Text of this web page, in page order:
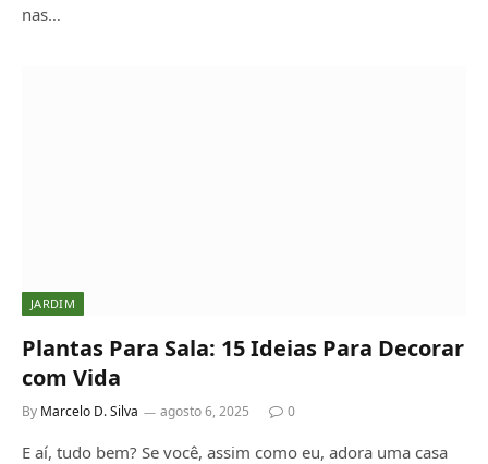
nas…
JARDIM
Plantas Para Sala: 15 Ideias Para Decorar
com Vida
By Marcelo D. Silva agosto 6, 2025 0
E aí, tudo bem? Se você, assim como eu, adora uma casa